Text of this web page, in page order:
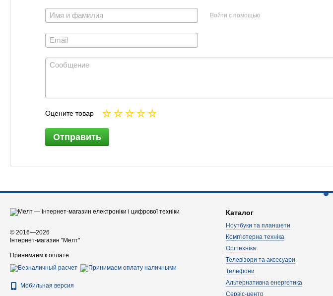
Войти с помощью
Оцените товар
Отправить
© 2016—2026
Інтернет-магазин "Мелт"
Принимаем к оплате
Мобильная версия
Каталог
Ноутбуки та планшети
Комп'ютерна техніка
Оргтехніка
Телевізори та аксесуари
Телефони
Альтернативна енергетика
Сервіс-центр